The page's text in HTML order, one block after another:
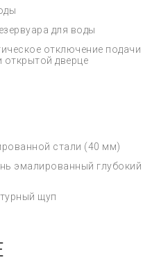
для воды
отключение подачи
открытой дверце
стали (40 мм)
эмалированный глубокий
щуп